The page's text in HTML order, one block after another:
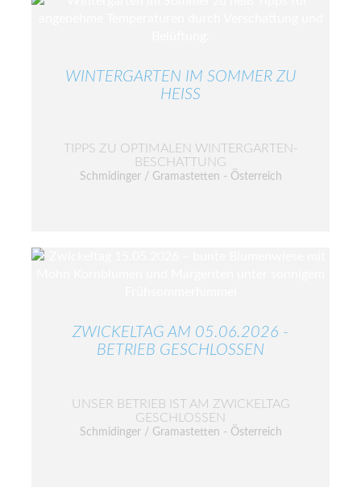
WINTERGARTEN IM SOMMER ZU
HEISS
TIPPS ZU OPTIMALEN WINTERGARTEN-
BESCHATTUNG
Schmidinger / Gramastetten - Österreich
ZWICKELTAG AM 05.06.2026 -
BETRIEB GESCHLOSSEN
UNSER BETRIEB IST AM ZWICKELTAG
GESCHLOSSEN
Schmidinger / Gramastetten - Österreich